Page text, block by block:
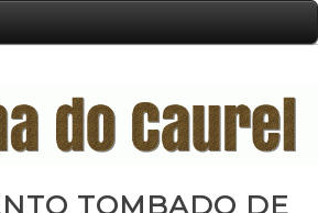
TOMBADO DE